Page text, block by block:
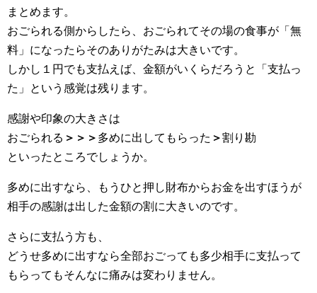
まとめます。
おごられる側からしたら、おごられてその場の食事が「無
料」になったらそのありがたみは大きいです。
しかし１円でも支払えば、金額がいくらだろうと「支払っ
た」という感覚は残ります。
感謝や印象の大きさは
おごられる ＞＞＞ 多めに出してもらった ＞割り勘
といったところでしょうか。
多めに出すなら、もうひと押し財布からお金を出すほうが
相手の感謝は出した金額の割に大きいのです。
さらに支払う方も、
どうせ多めに出すなら全部おごっても多少相手に支払って
もらってもそんなに痛みは変わりません。